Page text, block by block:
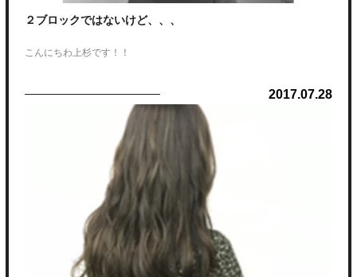
２ブロックではないけど、、、
こんにちわ上杉です！！
ハリのあるスタイルはいかがでしょうか？？
サイド部分を短めに設定することで、引き締まり効果があります！！
繋げて切っているので、伸びて来てもバランスがくずれないので、持ち
のいいスタイルになります！！
メンズショートスタイルこれからの暑くなる季節！！ぜひご相談下さ
2017.07.28